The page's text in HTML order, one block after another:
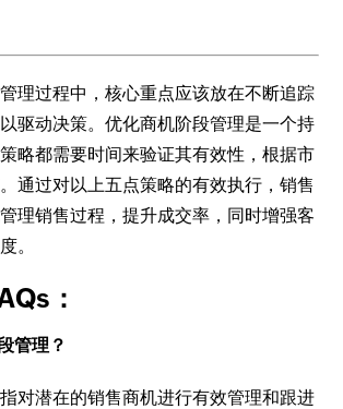
理过程中，核心重点应该放在不断追踪
驱动决策。优化商机阶段管理是一个持
略都需要时间来验证其有效性，根据市
通过对以上五点策略的有效执行，销售
理销售过程，提升成交率，同时增强客
。
：
管理？
对潜在的销售商机进行有效管理和跟进